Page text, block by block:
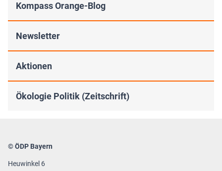
Kompass Orange-Blog
Newsletter
Aktionen
Ökologie Politik (Zeitschrift)
© ÖDP Bayern
Heuwinkel 6